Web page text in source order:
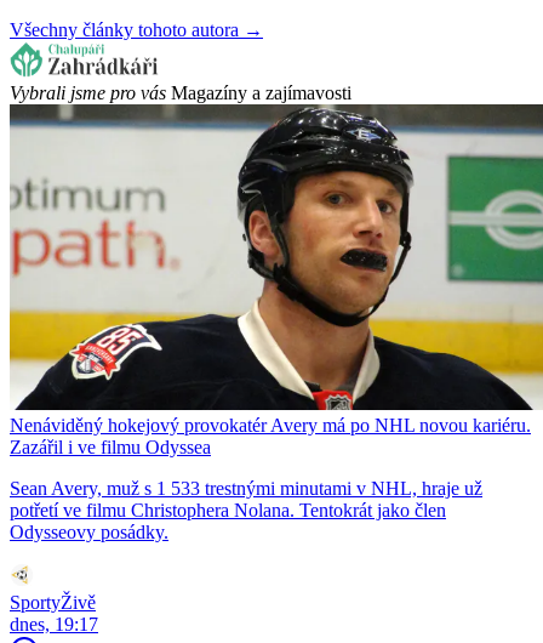
Všechny články tohoto autora →
Vybrali jsme pro vás Magazíny a zajímavosti
Nenáviděný hokejový provokatér Avery má po NHL novou kariéru.
Zazářil i ve filmu Odyssea
Sean Avery, muž s 1 533 trestnými minutami v NHL, hraje už
potřetí ve filmu Christophera Nolana. Tentokrát jako člen
Odysseovy posádky.
SportyŽivě
dnes, 19:17